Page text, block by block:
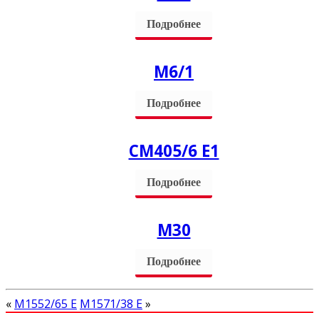
Подробнее
М6/1
Подробнее
СM405/6 Е1
Подробнее
М30
Подробнее
« М1552/65 Е М1571/38 Е»